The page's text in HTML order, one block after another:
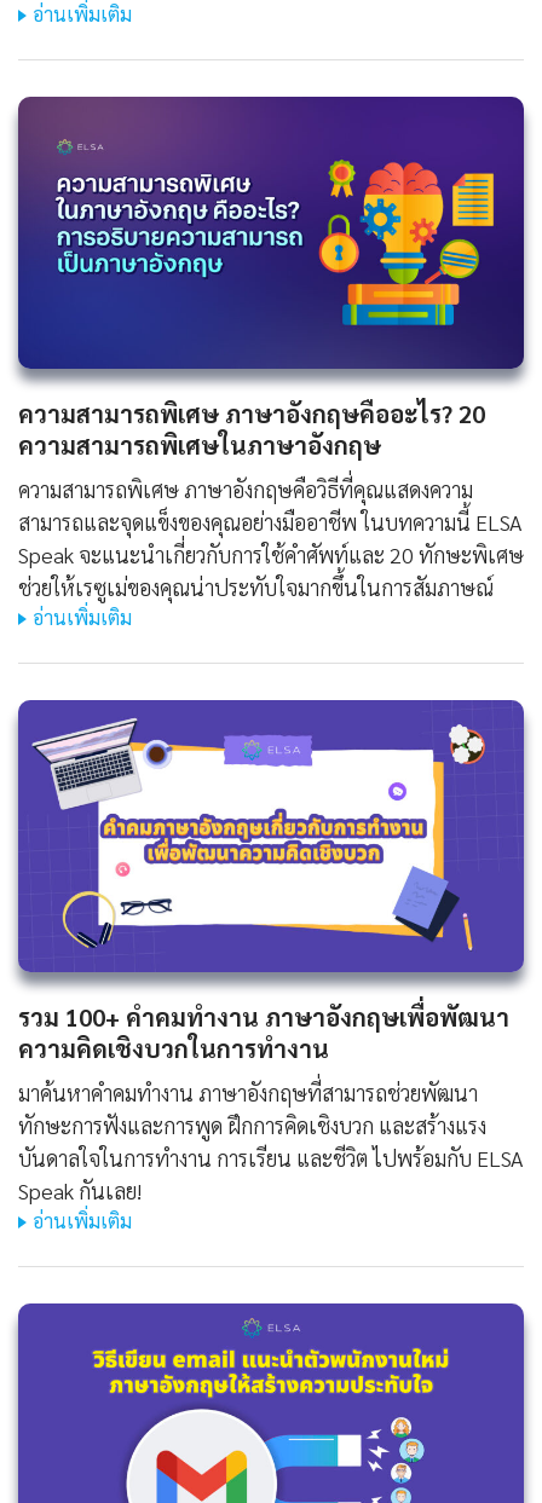
อ่านเพิ่มเติม
ความสามารถพิเศษ ภาษาอังกฤษคืออะไร? 20
ความสามารถพิเศษในภาษาอังกฤษ
ความสามารถพิเศษ ภาษาอังกฤษคือวิธีที่คุณแสดงความ
สามารถและจุดแข็งของคุณอย่างมืออาชีพ ในบทความนี้ ELSA
Speak จะแนะนำเกี่ยวกับการใช้คำศัพท์และ 20 ทักษะพิเศษ
ช่วยให้เรซูเม่ของคุณน่าประทับใจมากขึ้นในการสัมภาษณ์
อ่านเพิ่มเติม
รวม 100+ คําคมทํางาน ภาษาอังกฤษเพื่อพัฒนา
ความคิดเชิงบวกในการทำงาน
มาค้นหาคําคมทํางาน ภาษาอังกฤษที่สามารถช่วยพัฒนา
ทักษะการฟังและการพูด ฝึกการคิดเชิงบวก และสร้างแรง
บันดาลใจในการทำงาน การเรียน และชีวิต ไปพร้อมกับ ELSA
Speak กันเลย!
อ่านเพิ่มเติม